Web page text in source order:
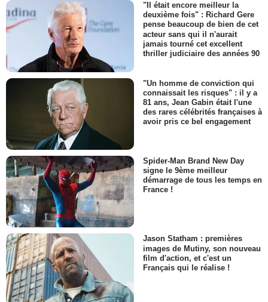
"Il était encore meilleur la
deuxième fois" : Richard Gere
pense beaucoup de bien de cet
acteur sans qui il n'aurait
jamais tourné cet excellent
thriller judiciaire des années 90
"Un homme de conviction qui
connaissait les risques" : il y a
81 ans, Jean Gabin était l'une
des rares célébrités françaises à
avoir pris ce bel engagement
Spider-Man Brand New Day
signe le 9ème meilleur
démarrage de tous les temps en
France !
Jason Statham : premières
images de Mutiny, son nouveau
film d'action, et c'est un
Français qui le réalise !